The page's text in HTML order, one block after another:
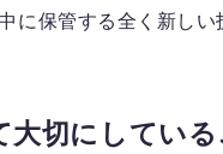
に保管する全く新しい
大切にしている